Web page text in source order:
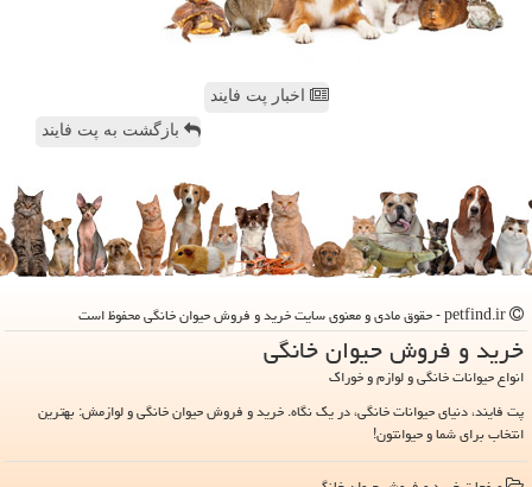
اخبار پت فایند
بازگشت به پت فایند
خرید و فروش حیوان خانگی
انواع حیوانات خانگی و لوازم و خوراک
پت فایند، دنیای حیوانات خانگی، در یک نگاه. خرید و فروش حیوان خانگی و لوازمش: بهترین
انتخاب برای شما و حیوانتون!